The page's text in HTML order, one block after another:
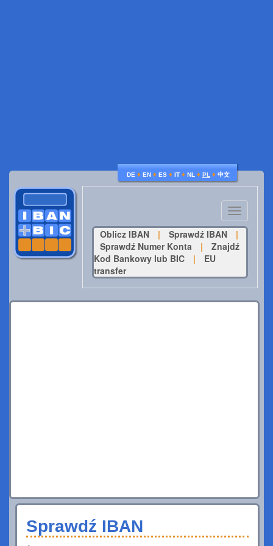
DE ♦ EN ♦ ES ♦ IT ♦ NL ♦ PL ♦ 中文
Toggle
navigation
Oblicz IBAN
| Sprawdź IBAN
|
Sprawdź Numer Konta
|
Znajdź
Kod Bankowy lub BIC
|
EU
transfer
Sprawdź IBAN